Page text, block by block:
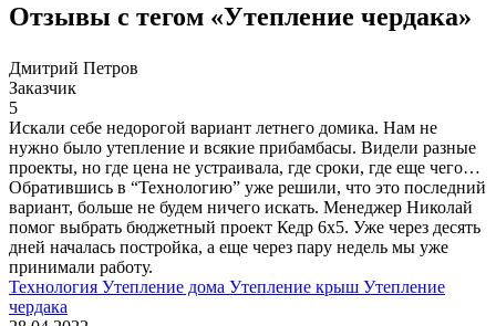
Отзывы с тегом «Утепление чердака»
Дмитрий Петров
Заказчик
5
Искали себе недорогой вариант летнего домика. Нам не
нужно было утепление и всякие прибамбасы. Видели разные
проекты, но где цена не устраивала, где сроки, где еще чего…
Обратившись в “Технологию” уже решили, что это последний
вариант, больше не будем ничего искать. Менеджер Николай
помог выбрать бюджетный проект Кедр 6х5. Уже через десять
дней началась постройка, а еще через пару недель мы уже
принимали работу.
Технология Утепление дома Утепление крыш Утепление
чердака